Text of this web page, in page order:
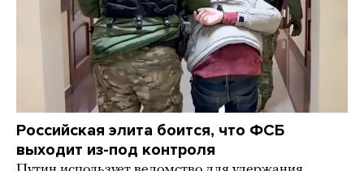
Российская элита боится, что ФСБ
выходит из-под контроля